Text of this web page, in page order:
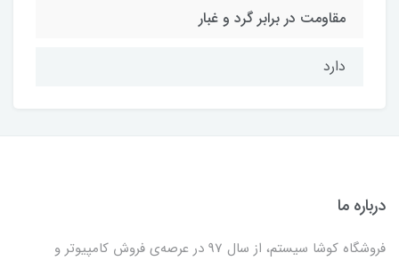
مقاومت در برابر گرد و غبار
دارد
درباره ما
فروشگاه کوشا سیستم، از سال 97 در عرصه‌ی فروش کامپیوتر و